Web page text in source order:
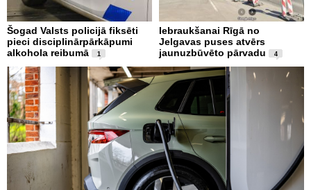
Šogad Valsts policijā fiksēti
pieci disciplinārpārkāpumi
alkohola reibumā
1
Iebraukšanai Rīgā no
Jelgavas puses atvērs
jaunuzbūvēto pārvadu
4